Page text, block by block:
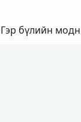
Гэр бүлийн